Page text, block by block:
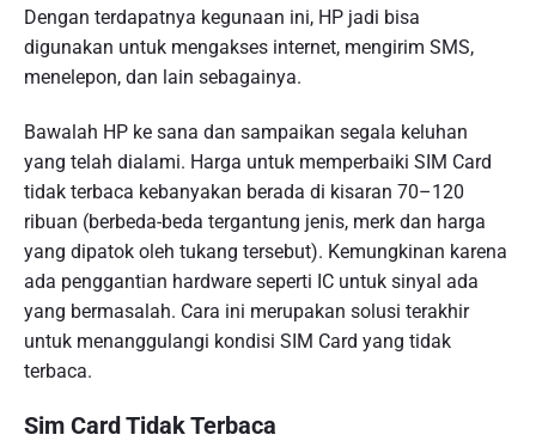
Dengan terdapatnya kegunaan ini, HP jadi bisa
digunakan untuk mengakses internet, mengirim SMS,
menelepon, dan lain sebagainya.
Bawalah HP ke sana dan sampaikan segala keluhan
yang telah dialami. Harga untuk memperbaiki SIM Card
tidak terbaca kebanyakan berada di kisaran 70–120
ribuan (berbeda-beda tergantung jenis, merk dan harga
yang dipatok oleh tukang tersebut). Kemungkinan karena
ada penggantian hardware seperti IC untuk sinyal ada
yang bermasalah. Cara ini merupakan solusi terakhir
untuk menanggulangi kondisi SIM Card yang tidak
terbaca.
Sim Card Tidak Terbaca